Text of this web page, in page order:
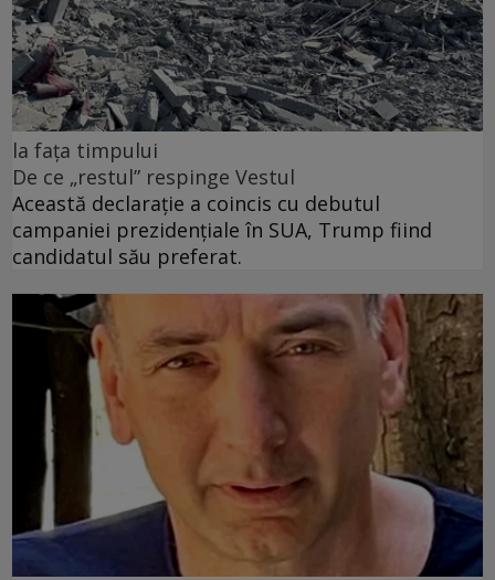
la fața timpului
De ce „restul” respinge Vestul
Această declarație a coincis cu debutul
campaniei prezidențiale în SUA, Trump fiind
candidatul său preferat.